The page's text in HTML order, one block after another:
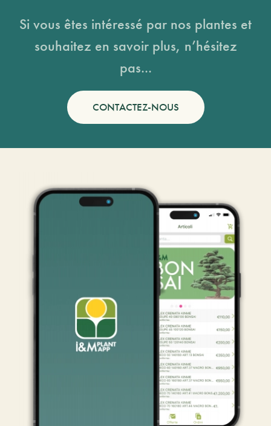
Si vous êtes intéressé par nos plantes et
souhaitez en savoir plus, n’hésitez
pas...
CONTACTEZ-NOUS